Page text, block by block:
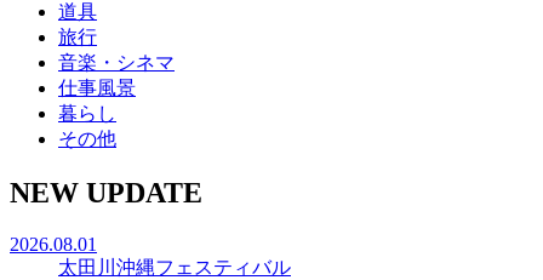
道具
旅行
音楽・シネマ
仕事風景
暮らし
その他
NEW UPDATE
2026.08.01
太田川沖縄フェスティバル